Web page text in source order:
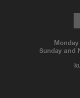
Sunday and